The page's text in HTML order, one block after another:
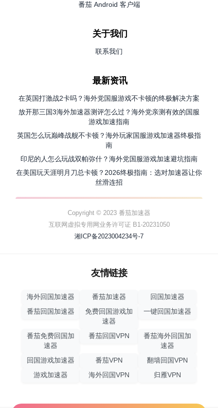
番茄 Android 客户端
关于我们
联系我们
最新资讯
在英国打激战2卡吗？海外党国服游戏不卡顿的终极解决方案
放开那三国3海外加速器测评怎么过？海外党亲测有效的国服
游戏加速指南
英国怎么玩巅峰战舰不卡顿？海外玩家国服游戏加速器终极指
南
印尼的人怎么玩战双帕弥什？海外党国服游戏加速避坑指南
在美国玩天涯明月刀总卡顿？2026终极指南：选对加速器让你
丝滑连招
Copyright © 2023 番茄加速器
互联网虚拟专用网业务许可证 B1-20231050
湘ICP备2023004234号-7
友情链接
海外回国加速器 番茄加速器
回国加速器
番茄回国加速器
免费回国游戏加
速器
一键回国加速器
番茄免费回国加
速器
番茄回国VPN
番茄海外回国加
速器
回国游戏加速器
番茄VPN
翻墙回国VPN
游戏加速器
海外回国VPN 归雁VPN